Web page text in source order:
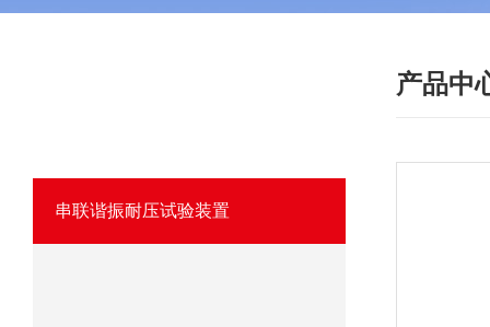
串联谐振耐压试验装置
产品中